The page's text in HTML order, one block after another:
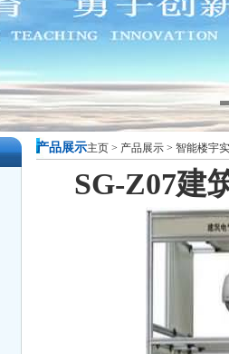
产品展示主页 > 产品展示 > 智能楼宇
SG-Z07建